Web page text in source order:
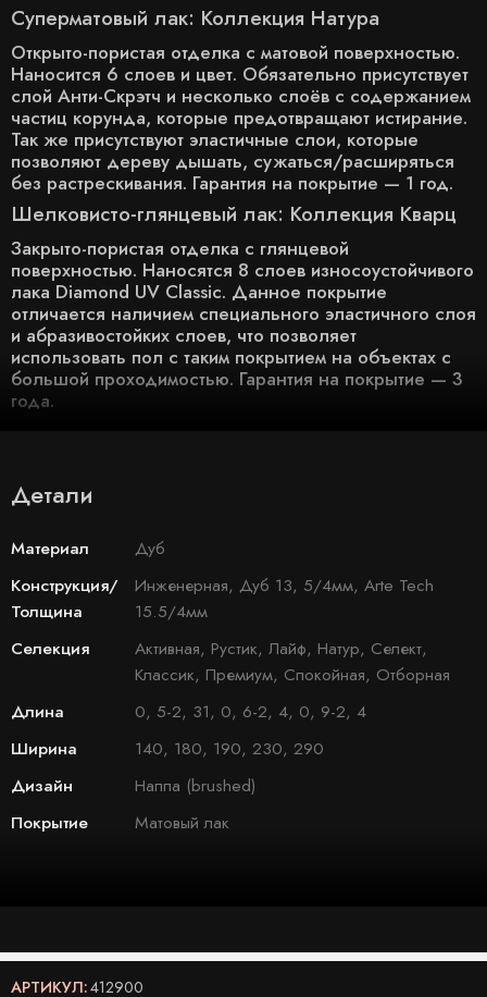
Суперматовый лак: Коллекция Натура
Открыто-пористая отделка с матовой поверхностью.
Наносится 6 слоев и цвет. Обязательно присутствует
слой Анти-Скрэтч и несколько слоёв с содержанием
частиц корунда, которые предотвращают истирание.
Так же присутствуют эластичные слои, которые
позволяют дереву дышать, сужаться/расширяться
без растрескивания. Гарантия на покрытие — 1 год.
Шелковисто-глянцевый лак: Коллекция Кварц
Закрыто-пористая отделка с глянцевой
поверхностью. Наносятся 8 слоев износоустойчивого
лака Diamond UV Classic. Данное покрытие
отличается наличием специального эластичного слоя
и абразивостойких слоев, что позволяет
использовать пол с таким покрытием на объектах с
большой проходимостью. Гарантия на покрытие — 3
года.
Детали
Материал
Дуб
Конструкция/
Толщина
Инженерная, Дуб 13, 5/4мм, Arte Tech
15.5/4мм
Селекция
Активная, Рустик, Лайф, Натур, Селект,
Классик, Премиум, Спокойная, Отборная
Длина
0, 5-2, 31, 0, 6-2, 4, 0, 9-2, 4
Ширина
140, 180, 190, 230, 290
Дизайн
Наппа (brushed)
Покрытие
Матовый лак
АРТИКУЛ:412900